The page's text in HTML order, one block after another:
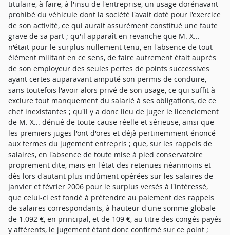
titulaire, à faire, à l'insu de l'entreprise, un usage dorénavant
prohibé du véhicule dont la société l'avait doté pour l'exercice
de son activité, ce qui aurait assurément constitué une faute
grave de sa part ; qu'il apparaît en revanche que M. X...
n'était pour le surplus nullement tenu, en l'absence de tout
élément militant en ce sens, de faire autrement était auprès
de son employeur des seules pertes de points successives
ayant certes auparavant amputé son permis de conduire,
sans toutefois l'avoir alors privé de son usage, ce qui suffit à
exclure tout manquement du salarié à ses obligations, de ce
chef inexistantes ; qu'il y a donc lieu de juger le licenciement
de M. X... dénué de toute cause réelle et sérieuse, ainsi que
les premiers juges l'ont d'ores et déjà pertinemment énoncé
aux termes du jugement entrepris ; que, sur les rappels de
salaires, en l'absence de toute mise à pied conservatoire
proprement dite, mais en l'état des retenues néanmoins et
dès lors d'autant plus indûment opérées sur les salaires de
janvier et février 2006 pour le surplus versés à l'intéressé,
que celui-ci est fondé à prétendre au paiement des rappels
de salaires correspondants, à hauteur d'une somme globale
de 1.092 €, en principal, et de 109 €, au titre des congés payés
y afférents, le jugement étant donc confirmé sur ce point ;